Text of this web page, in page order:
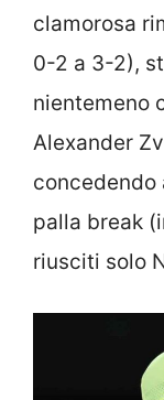
clamorosa
0-2 a 3-2),
nientemeno
Alexander
concedendo
palla break
riusciti solo